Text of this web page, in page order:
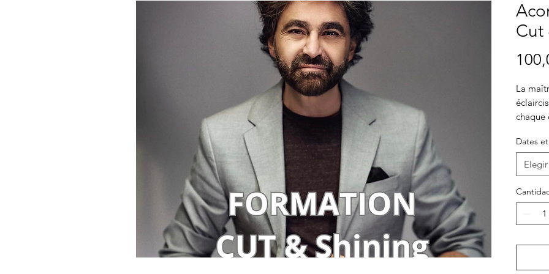
Cut
La
chaque
Dates
Elegir